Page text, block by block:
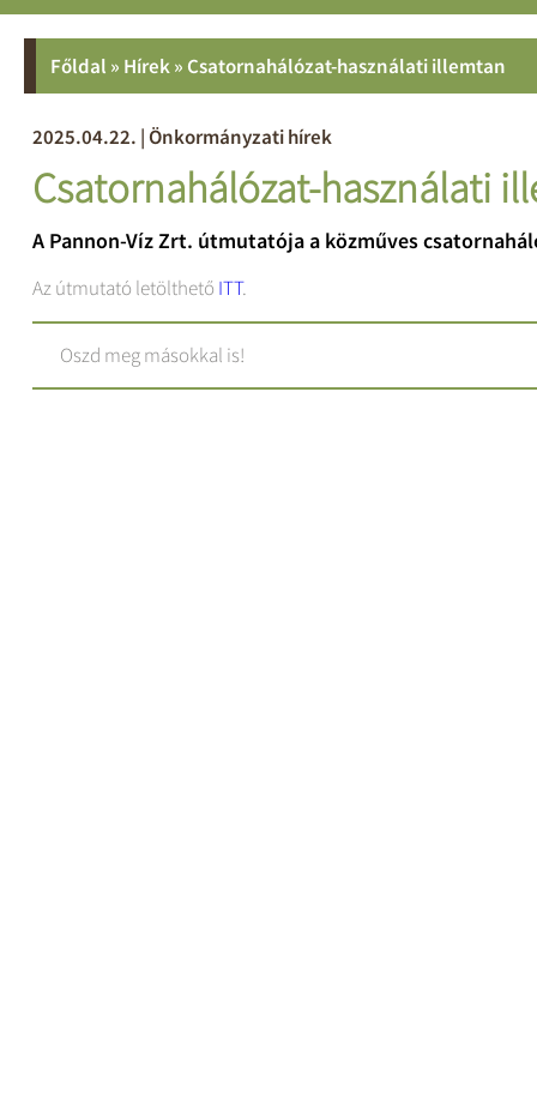
Főldal » Hírek » Csatornahálózat-használati illemtan
2025.04.22. | Önkormányzati hírek
Csatornahálózat-használati
A Pannon-Víz Zrt. útmutatója a közműves
Az útmutató letölthető ITT.
Oszd meg másokkal is!